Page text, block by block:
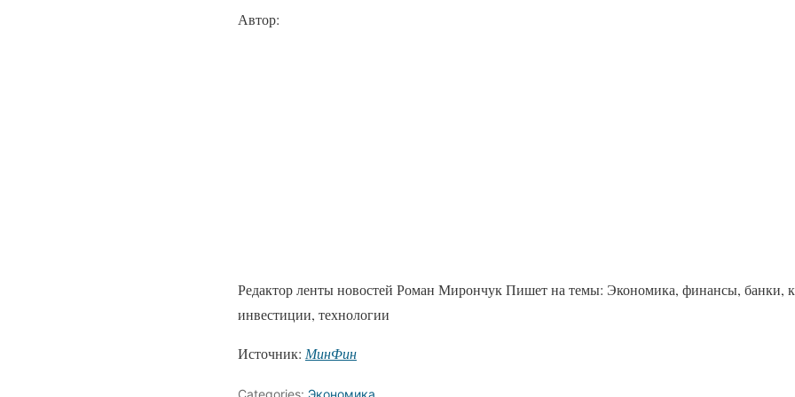
Автор:
Редактор ленты новостей Роман Мирончук Пишет на темы: Экономика, финансы, банки,
инвестиции, технологии
Источник: МинФин